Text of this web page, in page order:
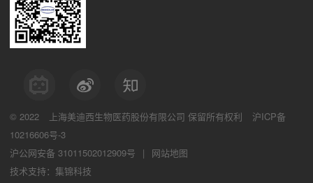
© 2022 上海美迪西生物医药股份有限公司 保留所有权利
沪ICP备
10216606号-3
沪公网安备 31011502012909号
|
网站地图
技术支持：集锦科技